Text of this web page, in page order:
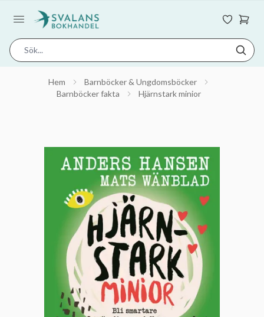
Hem
Barnböcker & Ungdomsböcker
Barnböcker fakta
Hjärnstark minior